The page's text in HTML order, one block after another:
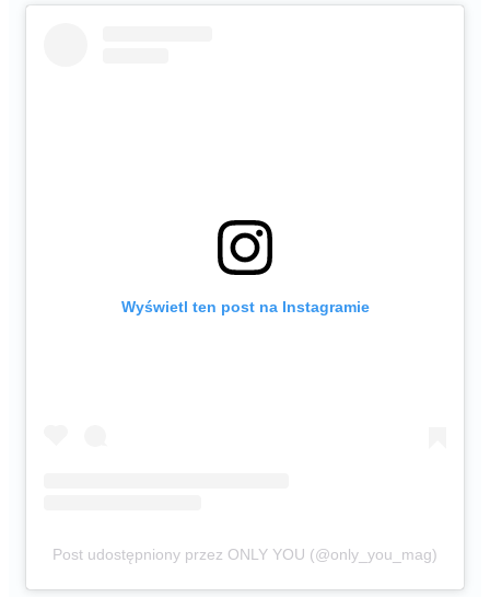
Wyświetl ten post na Instagramie
Post udostępniony przez ONLY YOU (@only_you_mag)